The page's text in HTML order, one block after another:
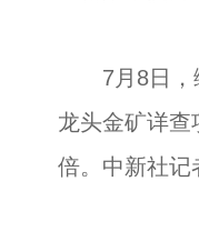
7月8日，编
龙头金矿详
倍。中新社记